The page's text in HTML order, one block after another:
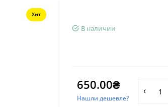
Хит
В наличии
650.00₴
Нашли дешевле?